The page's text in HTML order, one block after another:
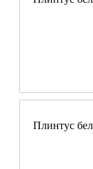
Плинтус